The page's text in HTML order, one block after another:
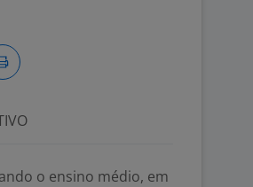
o ensino médio, em